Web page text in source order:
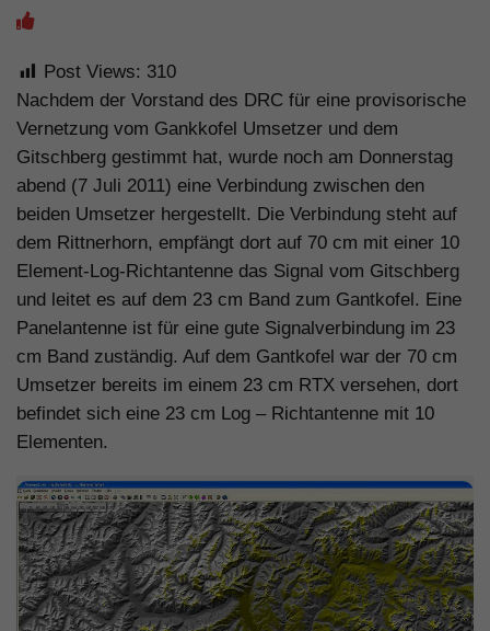
Post Views: 310
Nachdem der Vorstand des DRC für eine provisorische
Vernetzung vom Gankkofel Umsetzer und dem
Gitschberg gestimmt hat, wurde noch am Donnerstag
abend (7 Juli 2011) eine Verbindung zwischen den
beiden Umsetzer hergestellt. Die Verbindung steht auf
dem Rittnerhorn, empfängt dort auf 70 cm mit einer 10
Element-Log-Richtantenne das Signal vom Gitschberg
und leitet es auf dem 23 cm Band zum Gantkofel. Eine
Panelantenne ist für eine gute Signalverbindung im 23
cm Band zuständig. Auf dem Gantkofel war der 70 cm
Umsetzer bereits im einem 23 cm RTX versehen, dort
befindet sich eine 23 cm Log – Richtantenne mit 10
Elementen.